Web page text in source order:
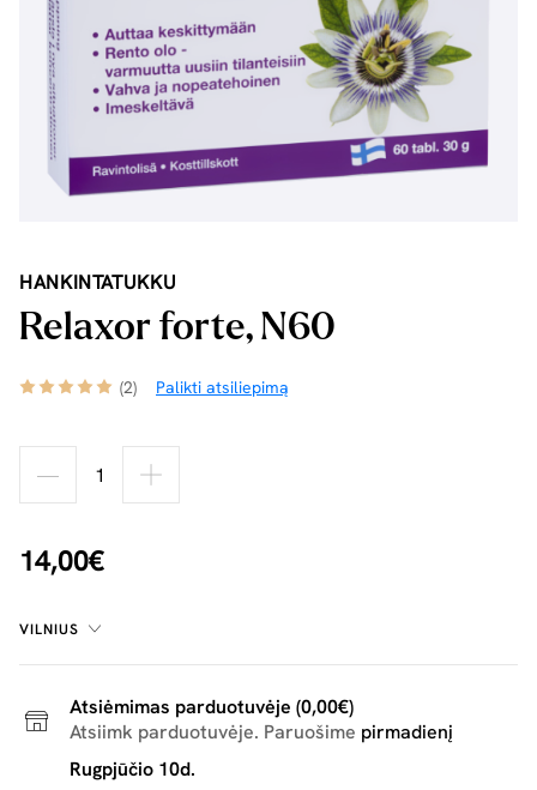
HANKINTATUKKU
Relaxor forte, N60
(2) Palikti atsiliepimą
14,00€
VILNIUS
Atsiėmimas parduotuvėje (0,00€)
Atsiimk parduotuvėje. Paruošime pirmadienį
Rugpjūčio 10d.